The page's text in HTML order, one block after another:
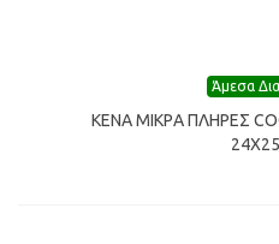
Άμεσα
ΚΕΝΑ ΜΙΚΡA ΠΛHPEΣ